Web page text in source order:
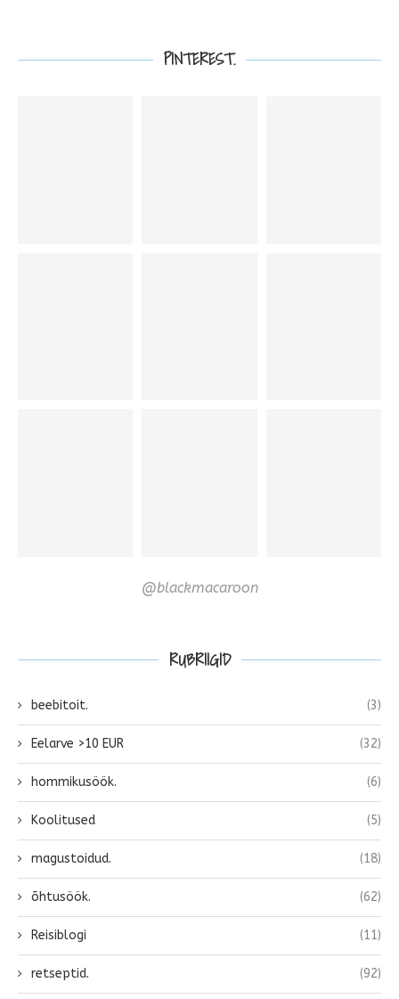
PINTEREST.
@blackmacaroon
RUBRIIGID
beebitoit. (3)
Eelarve >10 EUR (32)
hommikusöök. (6)
Koolitused (5)
magustoidud. (18)
õhtusöök. (62)
Reisiblogi (11)
retseptid. (92)